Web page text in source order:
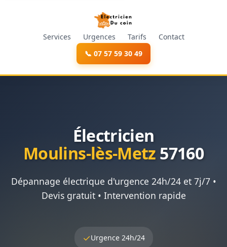
Services Urgences Tarifs
Contact
📞 07 57 59 30 49
Électricien
Moulins-lès-Metz 57160
Dépannage électrique d'urgence 24h/24 et 7j/7 •
Devis gratuit • Intervention rapide
✓Urgence 24h/24